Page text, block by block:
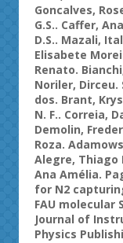
Goncalves,
G.S.. Caffer,
D.S.. Mazali,
Elisabete
Renato.
Noriler, Dirceu.
dos. Brant,
N. F.. Correia,
Demolin,
Roza.
Alegre, Thiago
Ana Amélia.
for N2
FAU molecular
Journal of
Physics